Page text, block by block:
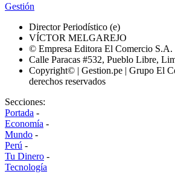
Gestión
Director Periodístico (e)
VÍCTOR MELGAREJO
© Empresa Editora El Comercio S.A.
Calle Paracas #532, Pueblo Libre,
Copyright© | Gestion.pe | Grupo El
derechos reservados
Secciones:
Portada -
Economía -
Mundo -
Perú -
Tu Dinero -
Tecnología